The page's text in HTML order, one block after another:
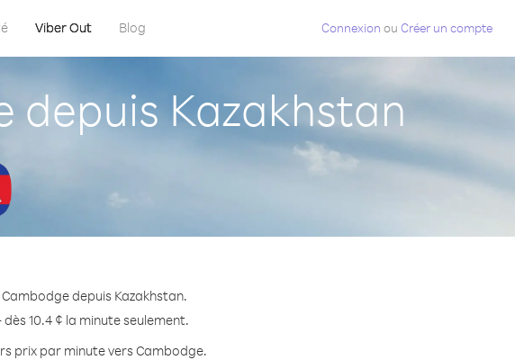
Viber Out Blog Connexion ou Créer un compte
depuis Kazakhstan
depuis Kazakhstan.
10.4 ¢ la minute seulement.
prix par minute vers Cambodge.